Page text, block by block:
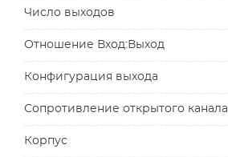
Число выходов
Отношение Вход:Выход
Конфигурация выхода
Сопротивление открытого канала
Корпус